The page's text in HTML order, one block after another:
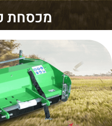
מכסחת